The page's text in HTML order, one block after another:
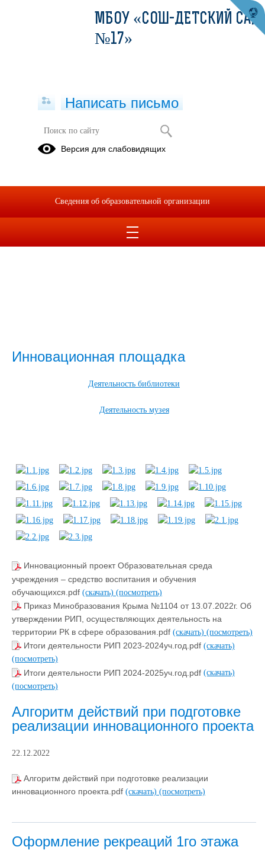
Инновационная площадка
Деятельность библиотеки
Деятельность музея
Инновационный проект Образовательная среда
учреждения – средство воспитания и обучения
обучающихся.pdf (скачать) (посмотреть)
Приказ Минобразования Крыма №1104 от 13.07.2022г. Об
утверждении РИП, осуществляющих деятельность на
территории РК в сфере образования.pdf (скачать) (посмотреть)
Итоги деятельности РИП 2023-2024уч.год.pdf (скачать)
(посмотреть)
Итоги деятельности РИП 2024-2025уч.год.pdf (скачать)
(посмотреть)
Алгоритм действий при подготовке
реализации инновационного проекта
22.12.2022
Алгоритм действий при подготовке реализации
инновационного проекта.pdf (скачать) (посмотреть)
Оформление рекреаций 1го этажа
МБОУ «СОШ-ДЕТСКИЙ САД
№17»
Написать письмо
Версия для слабовидящих
Сведения об образовательной организации